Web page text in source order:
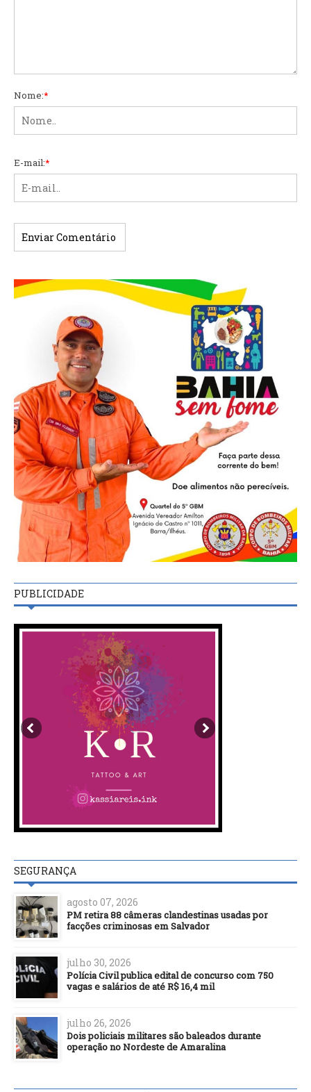
Nome:*
E-mail:*
PUBLICIDADE
SEGURANÇA
agosto 07, 2026
PM retira 88 câmeras clandestinas usadas por
facções criminosas em Salvador
julho 30, 2026
Polícia Civil publica edital de concurso com 750
vagas e salários de até R$ 16,4 mil
julho 26, 2026
Dois policiais militares são baleados durante
operação no Nordeste de Amaralina